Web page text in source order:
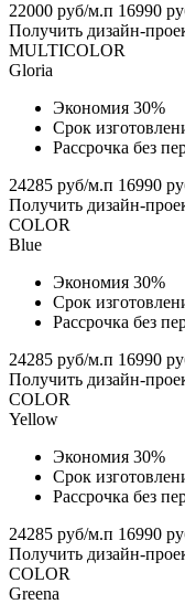
22000 руб/м.п 16990
Получить дизайн-
MULTICOLOR
Gloria
Экономия 30%
Срок
Рассрочка без
24285 руб/м.п 16990
Получить дизайн-
COLOR
Blue
Экономия 30%
Срок
Рассрочка без
24285 руб/м.п 16990
Получить дизайн-
COLOR
Yellow
Экономия 30%
Срок
Рассрочка без
24285 руб/м.п 16990
Получить дизайн-
COLOR
Greena